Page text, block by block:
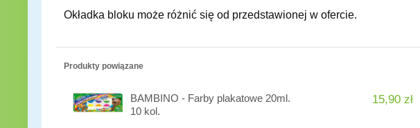
Okładka bloku może różnić się od przedstawionej w ofercie.
Produkty powiązane
BAMBINO - Farby plakatowe 20ml.
10 kol.
15,90 zł